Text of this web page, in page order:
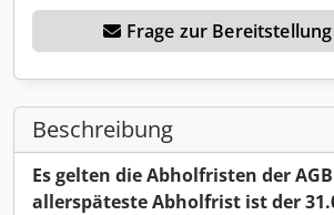
Frage zur
Beschreibung
Es gelten die Abholfristen der
allerspäteste Abholfrist ist der